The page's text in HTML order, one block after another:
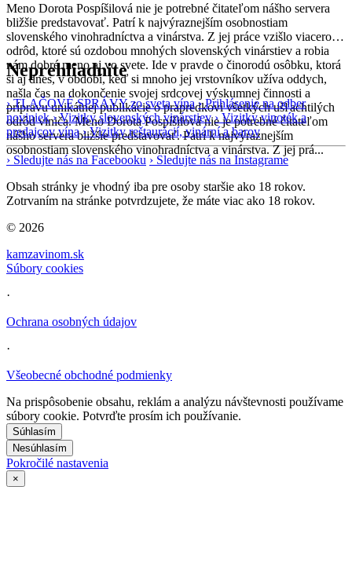
Meno Dorota Pospíšilová nie je potrebné čitateľom nášho servera
bližšie predstavovať. Patrí k najvýraznejším osobnostiam
slovenského vinohradníctva a vinárstva. Z jej práce vzišlo viacero
odrôd, ktoré sú ozdobou mnohých slovenských vinárstiev a robia
nám dobré meno aj vo svete. Ide v pravde o činorodú osôbku, ktorá
si aj dnes, v období, keď si mnoho jej vrstovníkov užíva oddych,
našla čas na dokončenie svojej srdcovej výskumnej činnosti a
prípravu unikátnej publikácie o prapredkovi všetkých ušľachtilých
odrôd viniča. Meno Dorota Pospíšilová nie je potrebné čitateľom
nášho servera bližšie predstavovať. Patrí k najvýraznejším
osobnostiam slovenského vinohradníctva a vinárstva. Z jej prá...
Neprehliadnite
› TLAČOVÉ SPRÁVY zo sveta vína › Prihlásenie na odber
noviniek › Vizitky slovenských vinárstiev › Vizitky vinoték a
predajcov vína › Vizitky reštaurácií, vinární a barov
› Sledujte nás na Facebooku › Sledujte nás na Instagrame
Obsah stránky je vhodný iba pre osoby staršie ako 18 rokov.
Zotrvaním na stránke potvrdzujete, že máte viac ako 18 rokov.
© 2026
kamzavinom.sk
Súbory cookies
·
Ochrana osobných údajov
·
Všeobecné obchodné podmienky
Na prispôsobenie obsahu, reklám a analýzu návštevnosti používame
súbory cookie. Potvrďte prosím ich používanie.
Súhlasím
Nesúhlasím
Pokročilé nastavenia
×